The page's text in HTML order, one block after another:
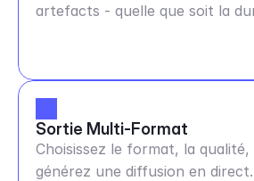
artefacts - quelle que soit la
Sortie Multi-Format
Choisissez le format, la qualité,
générez une diffusion en direct.